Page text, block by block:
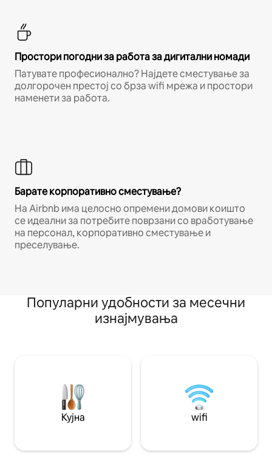
Простори погодни за работа за дигитални номади
Патувате професионално? Најдете сместување за
долгорочен престој со брза wifi мрежа и простори
наменети за работа.
Барате корпоративно сместување?
На Airbnb има целосно опремени домови коишто
се идеални за потребите поврзани со вработување
на персонал, корпоративно сместување и
преселување.
Популарни удобности за месечни
изнајмувања
Кујна wifi